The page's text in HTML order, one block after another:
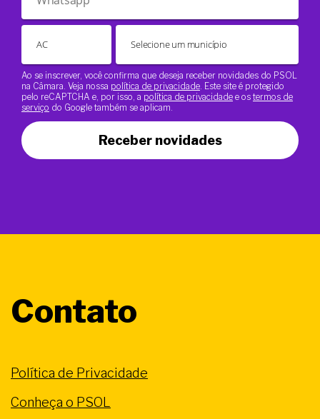
Ao se inscrever, você confirma que deseja receber novidades do PSOL
na Câmara. Veja nossa política de privacidade . Este site é protegido
pelo reCAPTCHA e, por isso, a política de privacidade e os termos de
serviço do Google também se aplicam.
Receber novidades
Contato
Política de Privacidade
Conheça o PSOL